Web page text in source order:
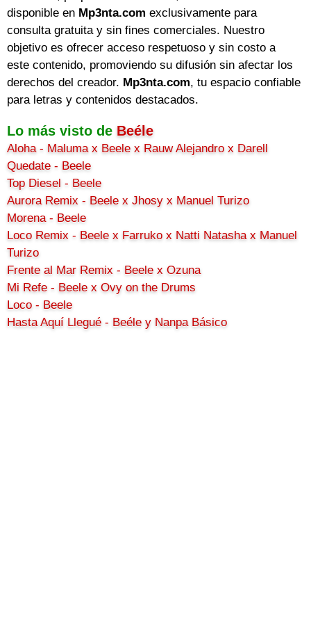
disponible en Mp3nta.com exclusivamente para
consulta gratuita y sin fines comerciales. Nuestro
objetivo es ofrecer acceso respetuoso y sin costo a
este contenido, promoviendo su difusión sin afectar los
derechos del creador. Mp3nta.com, tu espacio confiable
para letras y contenidos destacados.
Lo más visto de Beéle
Aloha - Maluma x Beele x Rauw Alejandro x Darell
Quedate - Beele
Top Diesel - Beele
Aurora Remix - Beele x Jhosy x Manuel Turizo
Morena - Beele
Loco Remix - Beele x Farruko x Natti Natasha x Manuel
Turizo
Frente al Mar Remix - Beele x Ozuna
Mi Refe - Beele x Ovy on the Drums
Loco - Beele
Hasta Aquí Llegué - Beéle y Nanpa Básico